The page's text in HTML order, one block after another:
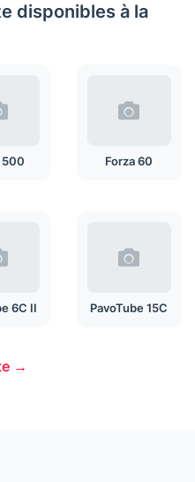
disponibles à la
500 Forza 60
6C II PavoTube 15C
→